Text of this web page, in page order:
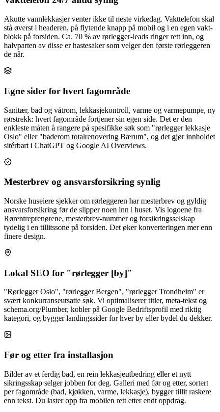
Akutte vannlekkasjer venter ikke til neste virkedag. Vakttelefon skal
stå øverst i headeren, på flytende knapp på mobil og i en egen vakt-
blokk på forsiden. Ca. 70 % av rørlegger-leads ringer rett inn, og
halvparten av disse er hastesaker som velger den første rørleggeren
de når.
Egne sider for hvert fagområde
Sanitær, bad og våtrom, lekkasjekontroll, varme og varmepumpe, ny
rørstrekk: hvert fagområde fortjener sin egen side. Det er den
enkleste måten å rangere på spesifikke søk som "rørlegger lekkasje
Oslo" eller "baderom totalrenovering Bærum", og det gjør innholdet
sitérbart i ChatGPT og Google AI Overviews.
Mesterbrev og ansvarsforsikring synlig
Norske huseiere sjekker om rørleggeren har mesterbrev og gyldig
ansvarsforsikring før de slipper noen inn i huset. Vis logoene fra
Rørentreprenørene, mesterbrev-nummer og forsikringsselskap
tydelig i en tillitssone på forsiden. Det øker konverteringen mer enn
finere design.
Lokal SEO for "rørlegger [by]"
"Rørlegger Oslo", "rørlegger Bergen", "rørlegger Trondheim" er
svært konkurranseutsatte søk. Vi optimaliserer titler, meta-tekst og
schema.org/Plumber, kobler på Google Bedriftsprofil med riktig
kategori, og bygger landingssider for hver by eller bydel du dekker.
Før og etter fra installasjon
Bilder av et ferdig bad, en rein lekkasjeutbedring eller et nytt
sikringsskap selger jobben for deg. Galleri med før og etter, sortert
per fagområde (bad, kjøkken, varme, lekkasje), bygger tillit raskere
enn tekst. Du laster opp fra mobilen rett etter endt oppdrag.